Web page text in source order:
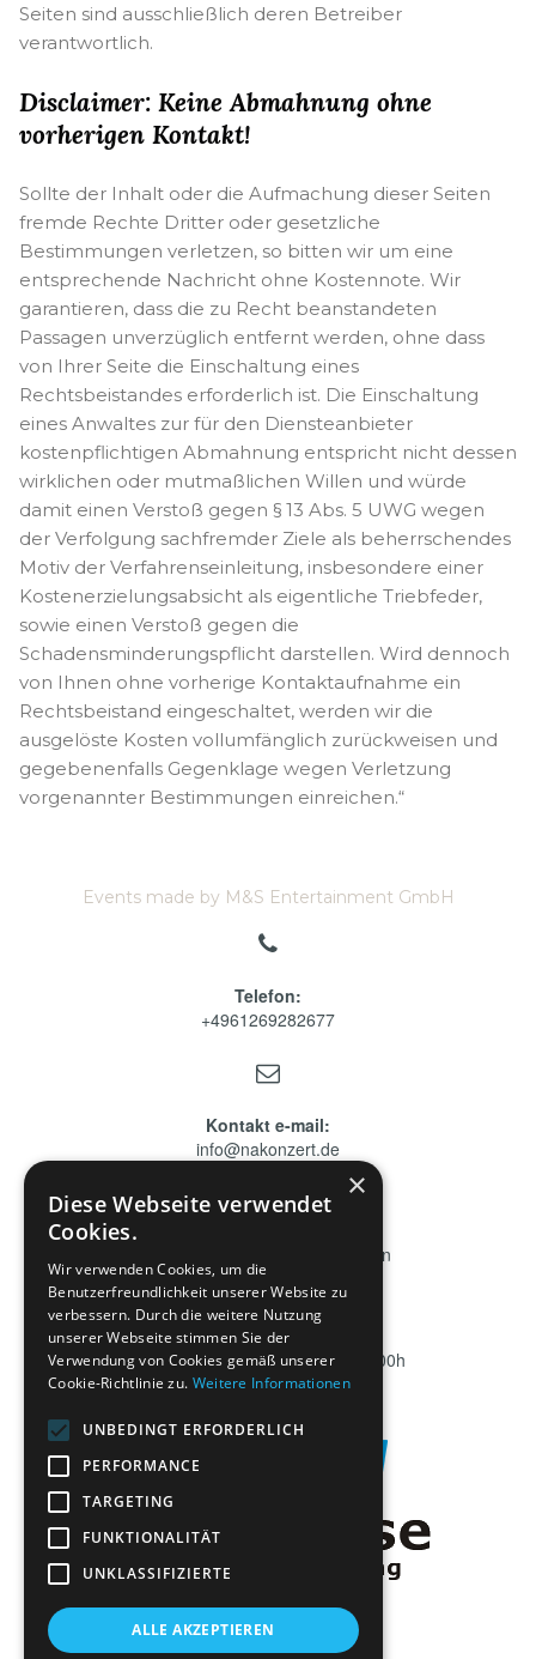
Seiten sind ausschließlich deren Betreiber
verantwortlich.
Disclaimer: Keine Abmahnung ohne
vorherigen Kontakt!
Sollte der Inhalt oder die Aufmachung dieser Seiten
fremde Rechte Dritter oder gesetzliche
Bestimmungen verletzen, so bitten wir um eine
entsprechende Nachricht ohne Kostennote. Wir
garantieren, dass die zu Recht beanstandeten
Passagen unverzüglich entfernt werden, ohne dass
von Ihrer Seite die Einschaltung eines
Rechtsbeistandes erforderlich ist. Die Einschaltung
eines Anwaltes zur für den Diensteanbieter
kostenpflichtigen Abmahnung entspricht nicht dessen
wirklichen oder mutmaßlichen Willen und würde
damit einen Verstoß gegen § 13 Abs. 5 UWG wegen
der Verfolgung sachfremder Ziele als beherrschendes
Motiv der Verfahrenseinleitung, insbesondere einer
Kostenerzielungsabsicht als eigentliche Triebfeder,
sowie einen Verstoß gegen die
Schadensminderungspflicht darstellen. Wird dennoch
von Ihnen ohne vorherige Kontaktaufnahme ein
Rechtsbeistand eingeschaltet, werden wir die
ausgelöste Kosten vollumfänglich zurückweisen und
gegebenenfalls Gegenklage wegen Verletzung
vorgenannter Bestimmungen einreichen.“
Events made by M&S Entertainment GmbH

Telefon:
+4961269282677

Kontakt e-mail:
info@nakonzert.de
Deningerstraße 6, 65510 Idstein

Erreichbarkeit
Montag bis Freitag 09:00 bis 18:00h
×
Diese Webseite verwendet
Cookies.
Wir verwenden Cookies, um die
Benutzerfreundlichkeit unserer Website zu
verbessern. Durch die weitere Nutzung
unserer Webseite stimmen Sie der
Verwendung von Cookies gemäß unserer
Cookie-Richtlinie zu. Weitere Informationen
UNBEDINGT ERFORDERLICH
PERFORMANCE
TARGETING
FUNKTIONALITÄT
UNKLASSIFIZIERTE
ALLE AKZEPTIEREN